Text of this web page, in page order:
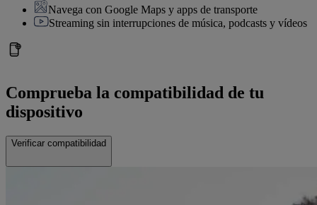
Navega con Google Maps y apps de transporte
Streaming sin interrupciones de música, podcasts y vídeos
Comprueba la compatibilidad de tu
dispositivo
Verificar compatibilidad